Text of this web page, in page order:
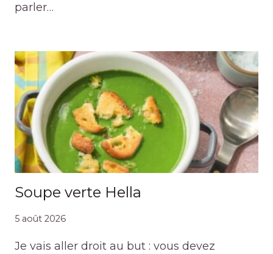
parler…
Soupe verte Hella
5 août 2026
Je vais aller droit au but : vous devez